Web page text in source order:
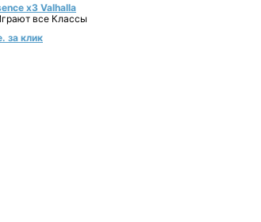
x3 Valhalla
все Классы
за клик